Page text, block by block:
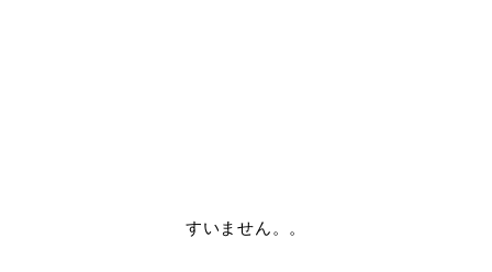
すいません。。